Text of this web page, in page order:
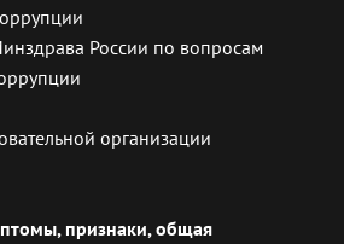
России по вопросам
организации
признаки, общая